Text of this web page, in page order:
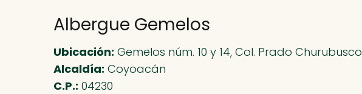
Albergue Gemelos
Ubicación: Gemelos núm. 10 y 14, Col. Prado Churubusco
Alcaldía: Coyoacán
C.P.: 04230